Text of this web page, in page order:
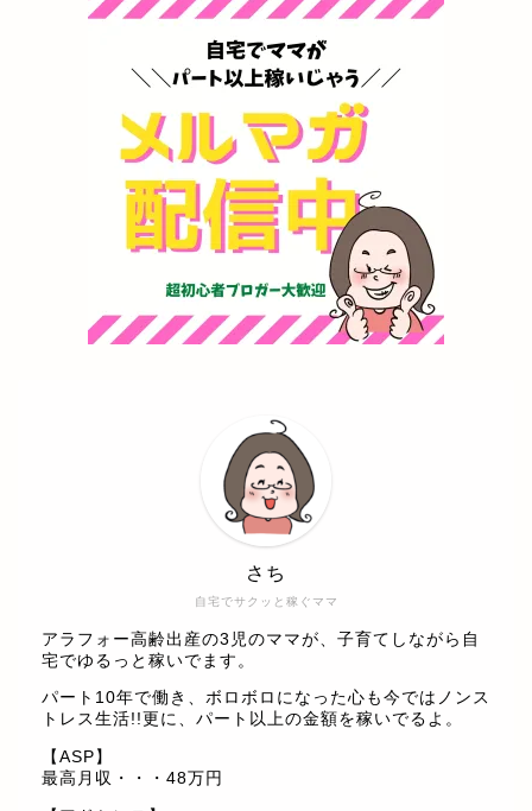
自宅でサクッと稼ぐママ
さち
アラフォー高齢出産の3児のママが、子育てしながら自
宅でゆるっと稼いでます。
パート10年で働き、ボロボロになった心も今ではノンス
トレス生活!!更に、パート以上の金額を稼いでるよ。
【ASP】
最高月収・・・48万円